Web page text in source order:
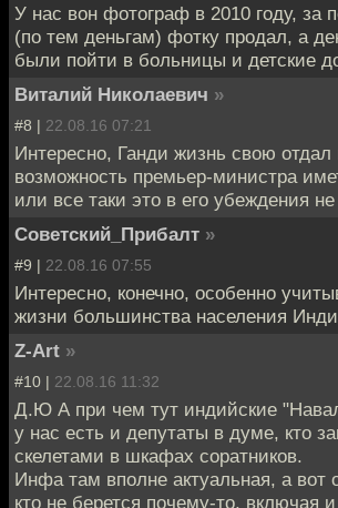
У нас вон фотограф в 2010 году, за
(по тем деньгам) фотку продал, а
были пойти в больницы и детские
Виталий Николаевич »
#8 | 22.08.16 07:21
Интересно, Ганди жизнь свою
возможность премьер-министра
или все таки это в его убеждения
Советский_Прибалт »
#9 | 22.08.16 07:55
Интересно, конечно, особенно
жизни большинства населения
Z-Art »
#10 | 22.08.16 11:32
Д.Ю А при чем тут индийские
у нас есть и депутаты в думе, кто
скелетами в шкафах соратников.
Инфа там вполне актуальная, а вот
кто не берется почему-то, включая